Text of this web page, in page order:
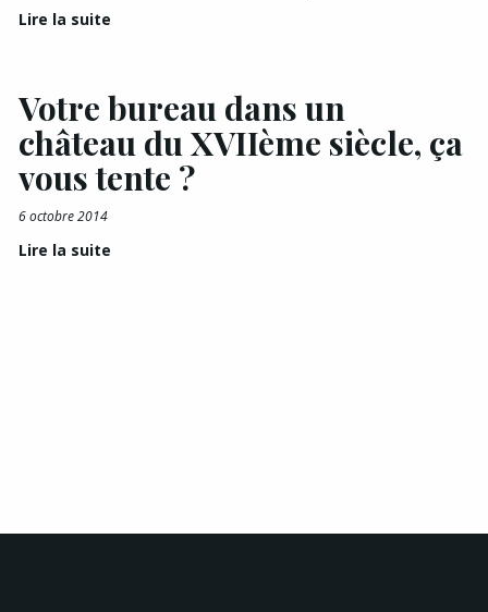
Lire la suite
Votre bureau dans un
château du XVIIème siècle, ça
vous tente ?
6 octobre 2014
Lire la suite